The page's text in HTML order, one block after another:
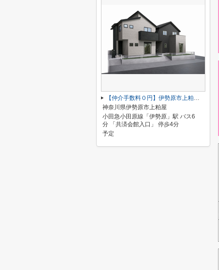
【仲介手数料０円】伊勢原市上粕屋第2期 新築一戸建て 1号棟 全2棟
神奈川県伊勢原市上粕屋
小田急小田原線「伊勢原」駅 バス6
分 「共済会館入口」 停歩4分
予定